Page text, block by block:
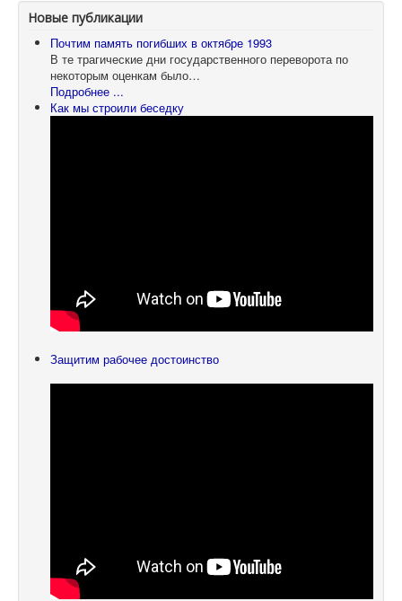
Новые публикации
Почтим память погибших в октябре 1993
В те трагические дни государственного переворота по
некоторым оценкам было…
Подробнее ...
Как мы строили беседку
Защитим рабочее достоинство